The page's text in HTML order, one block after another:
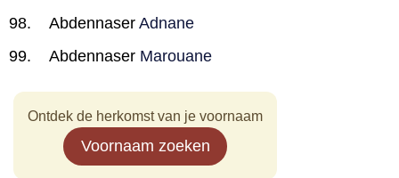
Abdennaser Adnane
Abdennaser Marouane
Ontdek de herkomst van je voornaam
Voornaam zoeken